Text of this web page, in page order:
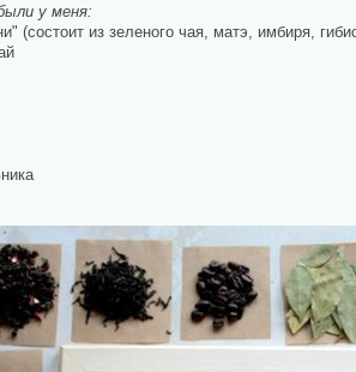
у меня:
(состоит из зеленого чая, матэ, имбиря,